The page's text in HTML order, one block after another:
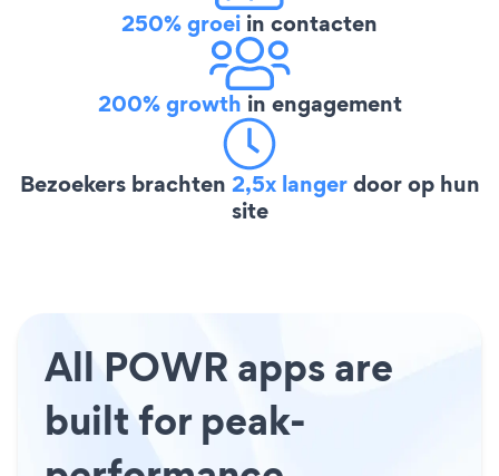
250% groei in contacten
200% growth in engagement
Bezoekers brachten 2,5x langerdoor op hun
site
All POWR apps are
built for peak-